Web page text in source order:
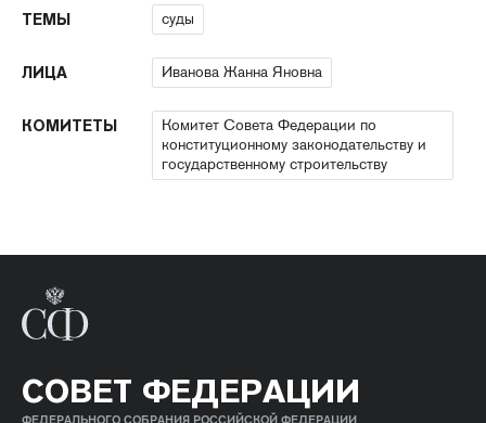
ТЕМЫ суды
ЛИЦА Иванова Жанна Яновна
КОМИТЕТЫ
Комитет Совета Федерации по
конституционному законодательству и
государственному строительству
СОВЕТ ФЕДЕРАЦИИ
ФЕДЕРАЛЬНОГО СОБРАНИЯ РОССИЙСКОЙ ФЕДЕРАЦИИ